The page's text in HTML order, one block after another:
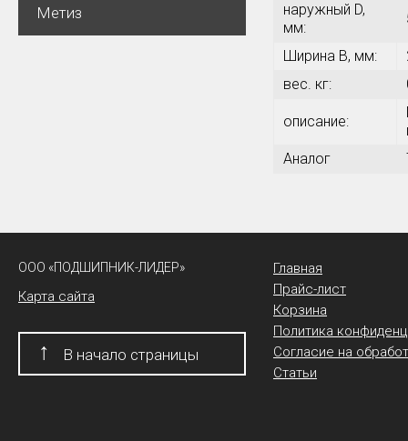
Метиз
наружный D,
мм:
Ширина В, мм:
вес. кг:
описание:
Аналог
ООО «ПОДШИПНИК-ЛИДЕР»
Карта сайта
↑ В начало страницы
Главная
Прайс-лист
Корзина
Политика
Согласие на
Статьи